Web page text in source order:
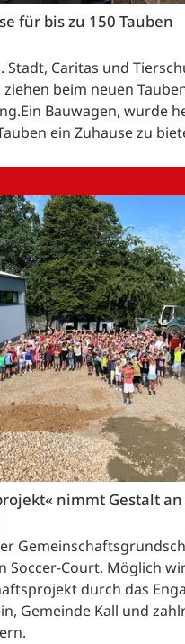
für bis zu 150 Tauben
Stadt, Caritas und
ziehen beim neuen
Bauwagen, wurde
ein Zuhause zu
nimmt Gestalt an
Soccer-Court. Möglich
durch das
Gemeinde Kall und